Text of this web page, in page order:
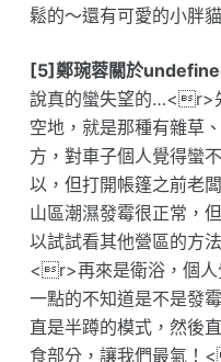
鬆的～還有可愛的小胖
[5]鄭琬蓉關於
說真的蠻失望的…<r>
空地，就是那種有雜草
方，對車子個人覺得蠻
以，但打開帳篷之前老
山區潮濕發霉很正常，
以試試看其他營區的方
<r>再來是衛浴，個人
一點的不知道是不是發
直是半蹲的模式，然後
食部分，讓我們最氣！